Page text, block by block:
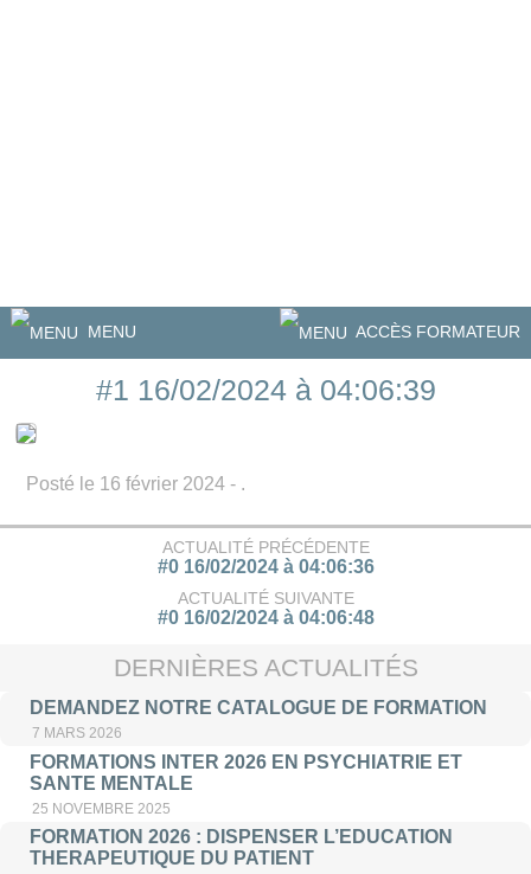
MENU ACCÈS FORMATEUR
#1 16/02/2024 à 04:06:39
Posté le 16 février 2024 - .
ACTUALITÉ PRÉCÉDENTE
#0 16/02/2024 à 04:06:36
ACTUALITÉ SUIVANTE
#0 16/02/2024 à 04:06:48
DERNIÈRES ACTUALITÉS
DEMANDEZ NOTRE CATALOGUE DE FORMATION
7 MARS 2026
FORMATIONS INTER 2026 EN PSYCHIATRIE ET
SANTE MENTALE
25 NOVEMBRE 2025
FORMATION 2026 : DISPENSER L’EDUCATION
THERAPEUTIQUE DU PATIENT